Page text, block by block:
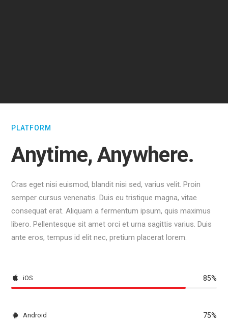
PLATFORM
Anytime, Anywhere.
Cras eget nisi euismod, blandit nisi sed, varius velit. Proin
semper cursus venenatis. Duis eu tristique magna, vitae
consequat erat. Aliquam a fermentum ipsum, quis maximus
libero. Pellentesque sit amet orci et urna sagittis varius. Duis
ante eros, tempus id elit nec, pretium placerat lorem.
iOS 85%
Android 75%